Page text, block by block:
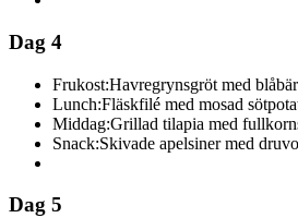
Dag 4
Frukost:Havregrynsgröt med
Lunch:Fläskfilé med mosad
Middag:Grillad tilapia med
Snack:Skivade apelsiner med
Dag 5